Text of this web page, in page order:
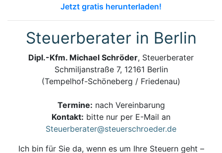
Jetzt gratis herunterladen!
Steuerberater in Berlin
Dipl.-Kfm. Michael Schröder, Steuerberater
Schmiljanstraße 7, 12161 Berlin
(Tempelhof-Schöneberg / Friedenau)
Termine: nach Vereinbarung
Kontakt: bitte nur per E-Mail an
Steuerberater@steuerschroeder.de
Ich bin für Sie da, wenn es um Ihre Steuern geht –